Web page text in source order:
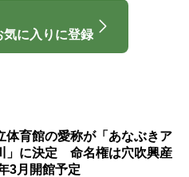
に入りに登録
体育館の愛称が「あなぶきア
」に決定 命名権は穴吹興産
3月開館予定